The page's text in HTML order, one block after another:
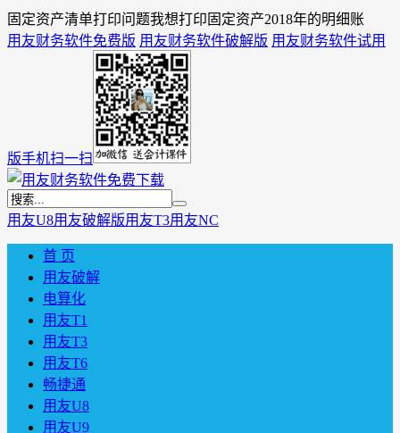
固定资产清单打印问题我想打印固定资产2018年的明细账
用友财务软件免费版 用友财务软件破解版 用友财务软件试用
版手机扫一扫
用友U8用友破解版用友T3用友NC
首 页
用友破解
电算化
用友T1
用友T3
用友T6
畅捷通
用友U8
用友U9